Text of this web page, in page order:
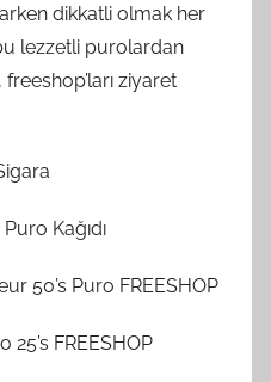
dikkatli olmak her
lezzetli purolardan
ziyaret
Kağıdı
50’s Puro FREESHOP
FREESHOP